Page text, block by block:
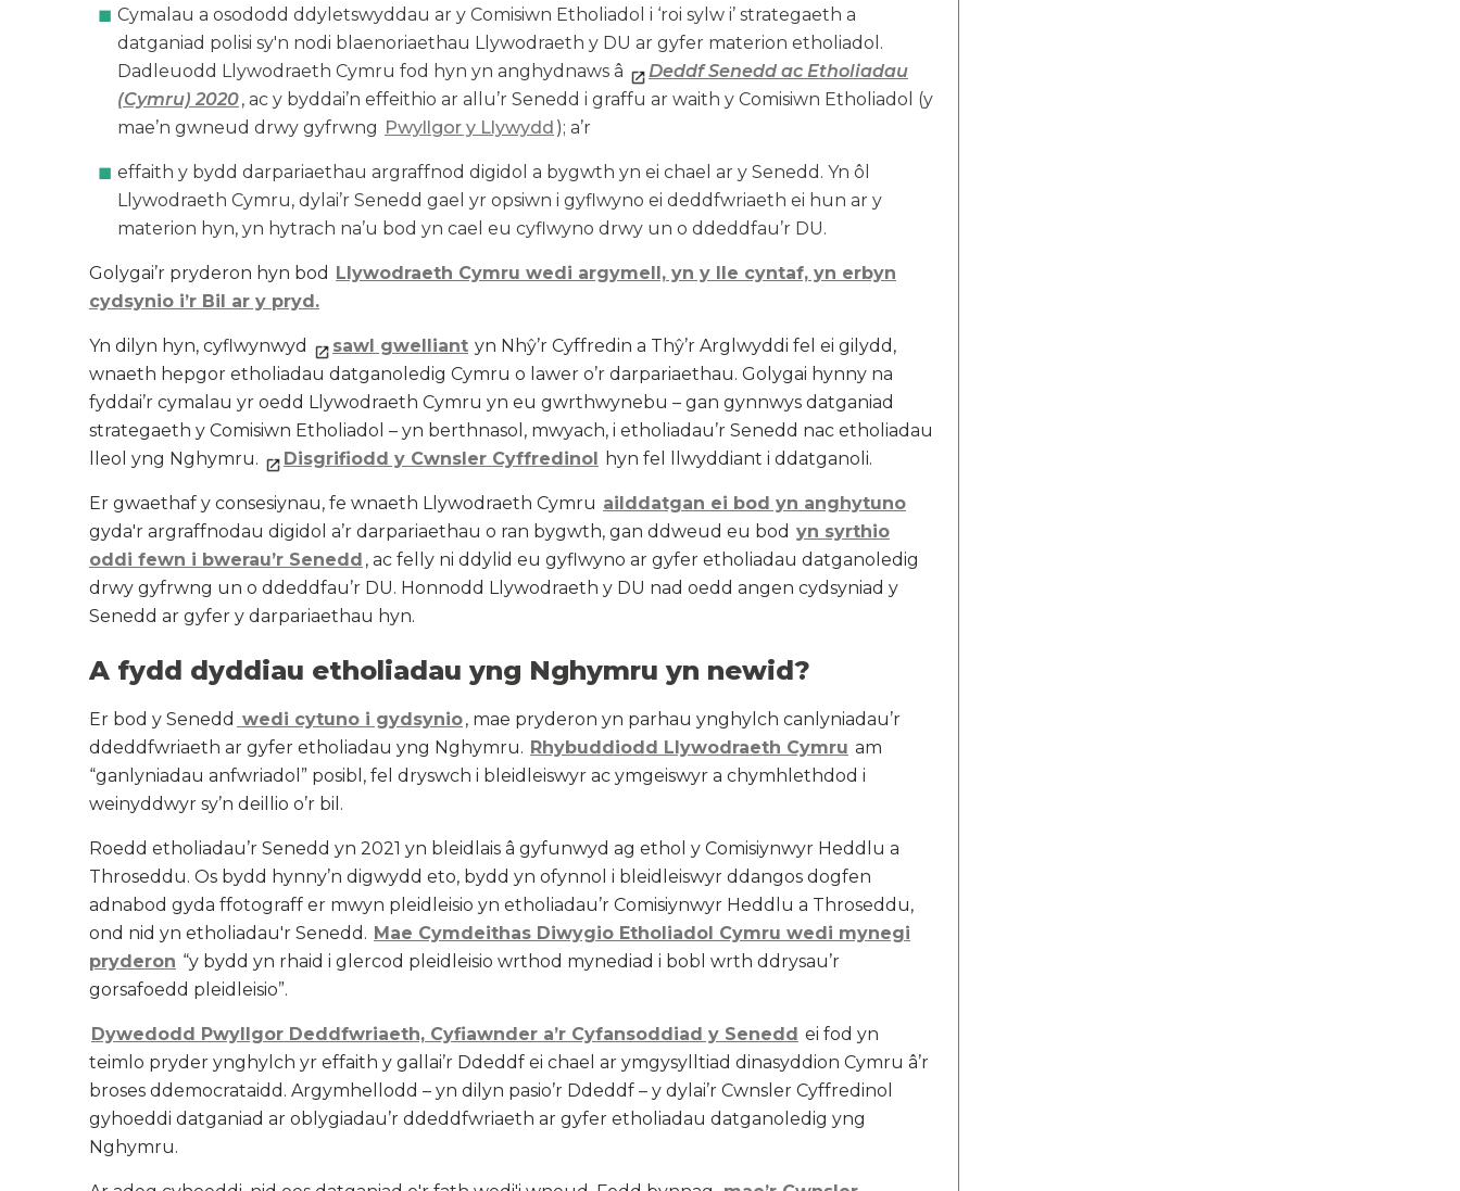
Cymalau a osododd ddyletswyddau ar y Comisiwn Etholiadol i ‘roi sylw i’ strategaeth a
datganiad polisi sy'n nodi blaenoriaethau Llywodraeth y DU ar gyfer materion etholiadol.
Dadleuodd Llywodraeth Cymru fod hyn yn anghydnaws â
Deddf Senedd ac Etholiadau
(Cymru) 2020, ac y byddai’n effeithio ar allu’r Senedd i graffu ar waith y Comisiwn Etholiadol (y
mae’n gwneud drwy gyfrwng Pwyllgor y Llywydd ); a’r
effaith y bydd darpariaethau argraffnod digidol a bygwth yn ei chael ar y Senedd. Yn ôl
Llywodraeth Cymru, dylai’r Senedd gael yr opsiwn i gyflwyno ei deddfwriaeth ei hun ar y
materion hyn, yn hytrach na’u bod yn cael eu cyflwyno drwy un o ddeddfau’r DU.
Golygai’r pryderon hyn bod Llywodraeth Cymru wedi argymell, yn y lle cyntaf, yn erbyn
cydsynio i’r Bil ar y pryd.
Yn dilyn hyn, cyflwynwyd sawl gwelliant yn Nhŷ’r Cyffredin a Thŷ’r Arglwyddi fel ei gilydd,
wnaeth hepgor etholiadau datganoledig Cymru o lawer o’r darpariaethau. Golygai hynny na
fyddai’r cymalau yr oedd Llywodraeth Cymru yn eu gwrthwynebu – gan gynnwys datganiad
strategaeth y Comisiwn Etholiadol – yn berthnasol, mwyach, i etholiadau’r Senedd nac etholiadau
lleol yng Nghymru.
Disgrifiodd y Cwnsler Cyffredinol hyn fel llwyddiant i ddatganoli.
Er gwaethaf y consesiynau, fe wnaeth Llywodraeth Cymru ailddatgan ei bod yn anghytuno
gyda'r argraffnodau digidol a’r darpariaethau o ran bygwth, gan ddweud eu bod yn syrthio
oddi fewn i bwerau’r Senedd , ac felly ni ddylid eu gyflwyno ar gyfer etholiadau datganoledig
drwy gyfrwng un o ddeddfau’r DU. Honnodd Llywodraeth y DU nad oedd angen cydsyniad y
Senedd ar gyfer y darpariaethau hyn.
A fydd dyddiau etholiadau yng Nghymru yn newid?
Er bod y Senedd wedi cytuno i gydsynio, mae pryderon yn parhau ynghylch canlyniadau’r
ddeddfwriaeth ar gyfer etholiadau yng Nghymru. Rhybuddiodd Llywodraeth Cymru am
“ganlyniadau anfwriadol” posibl, fel dryswch i bleidleiswyr ac ymgeiswyr a chymhlethdod i
weinyddwyr sy’n deillio o’r bil.
Roedd etholiadau’r Senedd yn 2021 yn bleidlais â gyfunwyd ag ethol y Comisiynwyr Heddlu a
Throseddu. Os bydd hynny’n digwydd eto, bydd yn ofynnol i bleidleiswyr ddangos dogfen
adnabod gyda ffotograff er mwyn pleidleisio yn etholiadau’r Comisiynwyr Heddlu a Throseddu,
ond nid yn etholiadau'r Senedd. Mae Cymdeithas Diwygio Etholiadol Cymru wedi mynegi
pryderon “y bydd yn rhaid i glercod pleidleisio wrthod mynediad i bobl wrth ddrysau’r
gorsafoedd pleidleisio”.
Dywedodd Pwyllgor Deddfwriaeth, Cyfiawnder a’r Cyfansoddiad y Senedd ei fod yn
teimlo pryder ynghylch yr effaith y gallai’r Ddeddf ei chael ar ymgysylltiad dinasyddion Cymru â’r
broses ddemocrataidd. Argymhellodd – yn dilyn pasio’r Ddeddf – y dylai’r Cwnsler Cyffredinol
gyhoeddi datganiad ar oblygiadau’r ddeddfwriaeth ar gyfer etholiadau datganoledig yng
Nghymru.